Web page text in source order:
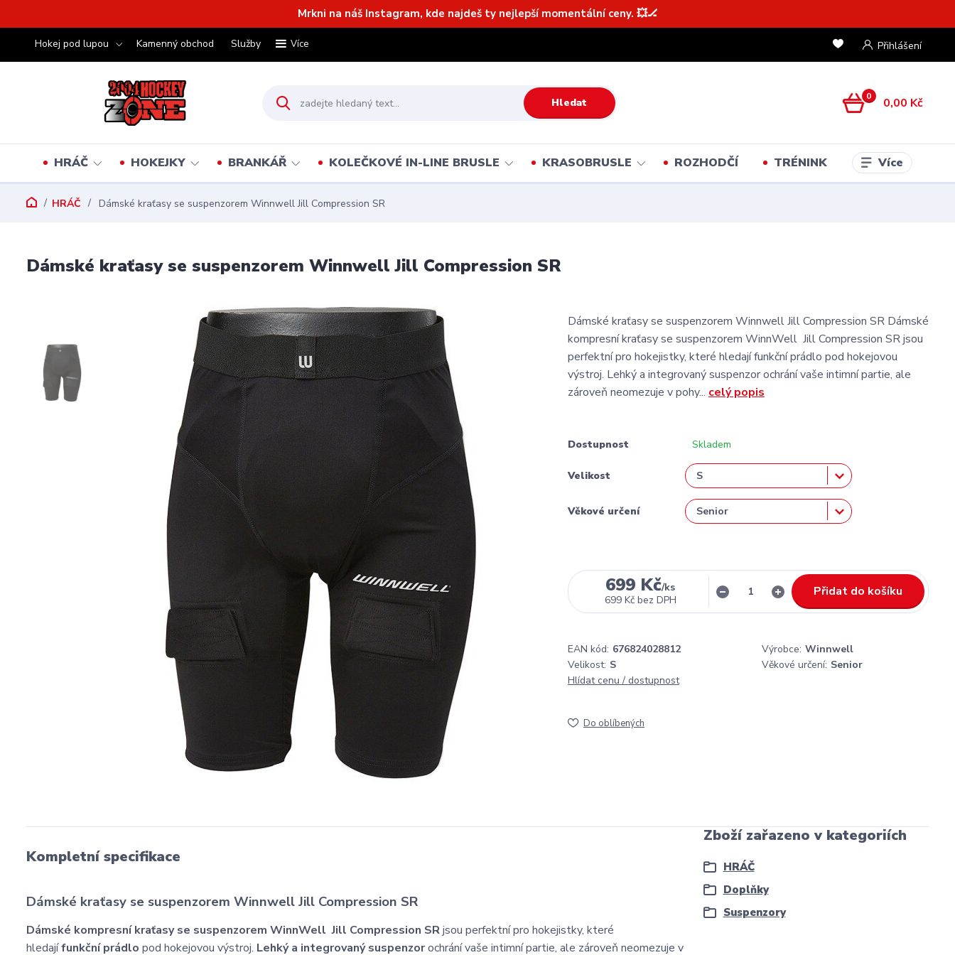
Mrkni na náš Instagram, kde najdeš ty nejlepší momentální ceny. 💥🏒
Hokej pod lupou Kamenný obchod Služby Více Přihlášení
Hledat 0 0,00 Kč
HRÁČ HOKEJKY BRANKÁŘ KOLEČKOVÉ IN-LINE BRUSLE KRASOBRUSLE ROZHODČÍ TRÉNINK Více
HRÁČ Dámské kraťasy se suspenzorem Winnwell Jill Compression SR
Dámské kraťasy se suspenzorem Winnwell Jill Compression SR
Dámské kraťasy se suspenzorem Winnwell Jill Compression SR Dámské
kompresní kraťasy se suspenzorem WinnWell Jill Compression SR jsou
perfektní pro hokejistky, které hledají funkční prádlo pod hokejovou
výstroj. Lehký a integrovaný suspenzor ochrání vaše intimní partie, ale
zároveň neomezuje v pohy... celý popis
Dostupnost Skladem
Velikost
Věkové určení
699 Kč/ks
699 Kč bez DPH
Přidat do košíku
EAN kód: 676824028812 Výrobce: Winnwell
Velikost: S Věkové určení: Senior
Hlídat cenu / dostupnost
Do oblíbených
Kompletní specifikace
Dámské kraťasy se suspenzorem Winnwell Jill Compression SR
Dámské kompresní kraťasy se suspenzorem WinnWell Jill Compression SRjsou perfektní pro hokejistky, které
hledajífunkční prádlo pod hokejovou výstroj. Lehký a integrovaný suspenzorochrání vaše intimní partie, ale zároveň neomezuje v
Zboží zařazeno v kategoriích
HRÁČ
Doplňky
Suspenzory